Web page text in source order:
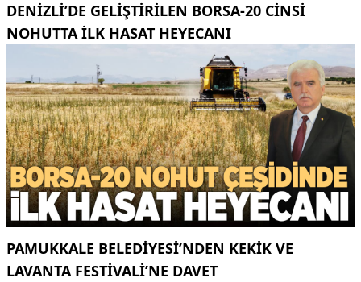
DENIZLI’DE GELIŞTIRILEN BORSA-20 CINSI
NOHUTTA ILK HASAT HEYECANI
PAMUKKALE BELEDIYESI’NDEN KEKIK VE
LAVANTA FESTIVALI’NE DAVET